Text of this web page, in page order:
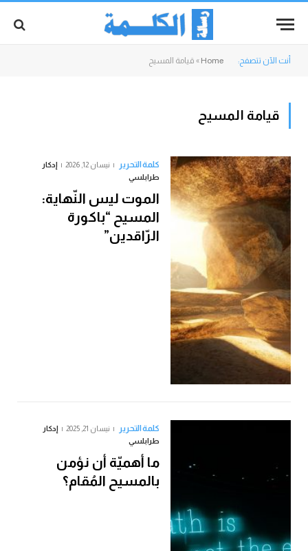
أنت الآن تتصفح: Home
» قيامة المسيح
قيامة المسيح
كلمة التحرير نيسان 12, 2026
إدكار
طرابلسي
الموت ليس النّهاية:
المسيح “باكورة
الرّاقدين”
كلمة التحرير نيسان 21, 2025
إدكار
طرابلسي
ما أهميّة أن نؤمن
بالمسيح المُقام؟